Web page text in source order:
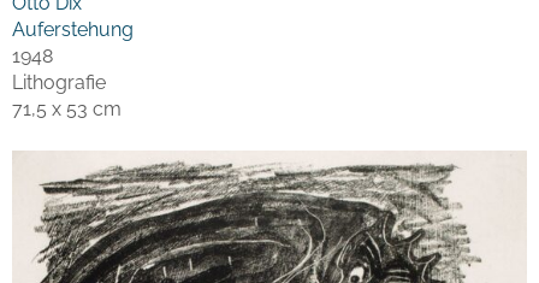
Auferstehung
1948
Lithografie
71,5 x 53 cm